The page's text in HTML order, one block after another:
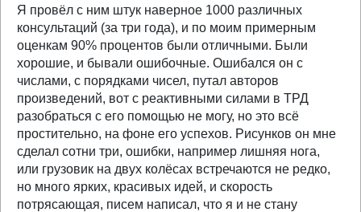
Я провёл с ним штук наверное 1000 различных
консультаций (за три года), и по моим примерным
оценкам 90% процентов были отличными. Были
хорошие, и бывали ошибочные. Ошибался он с
числами, с порядками чисел, путал авторов
произведений, вот с реактивными силами в ТРД
разобраться с его помощью не могу, но это всё
простительно, на фоне его успехов. Рисунков он мне
сделал сотни три, ошибки, например лишняя нога,
или грузовик на двух колёсах встречаются не редко,
но много ярких, красивых идей, и скорость
потрясающая, писем написал, что я и не стану